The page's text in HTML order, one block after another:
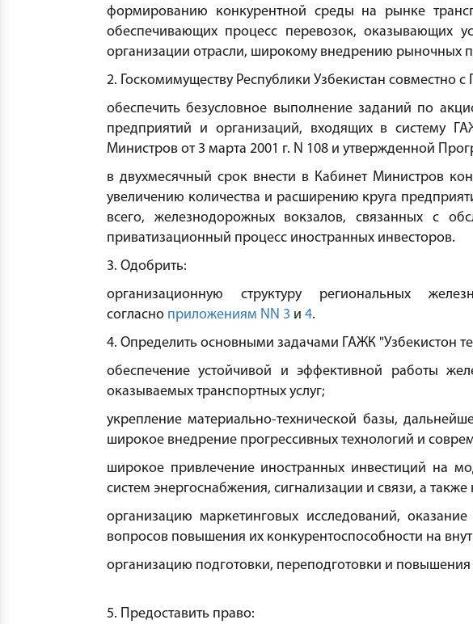
формированию конкурентной среды на рынке
обеспечивающих процесс перевозок, оказывающих
организации отрасли, широкому внедрению рыночных
2. Госкомимуществу Республики Узбекистан совместно
обеспечить безусловное выполнение заданий по
предприятий и организаций, входящих в систему
Министров от 3 марта 2001 г. N 108 и утвержденной
в двухмесячный срок внести в Кабинет Министров
увеличению количества и расширению круга
всего, железнодорожных вокзалов, связанных с
приватизационный процесс иностранных инвесторов.
3. Одобрить:
организационную структуру региональных
согласно приложениям NN 3 и 4.
4. Определить основными задачами ГАЖК "Узбекистон
обеспечение устойчивой и эффективной работы
оказываемых транспортных услуг;
укрепление материально-технической базы,
широкое внедрение прогрессивных технологий и
широкое привлечение иностранных инвестиций на
систем энергоснабжения, сигнализации и связи, а
организацию маркетинговых исследований,
вопросов повышения их конкурентоспособности на
организацию подготовки, переподготовки и
5. Предоставить право: